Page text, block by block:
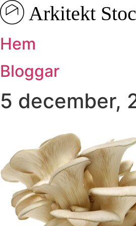
Hoppa
till
Hem
Bloggar
5 december,